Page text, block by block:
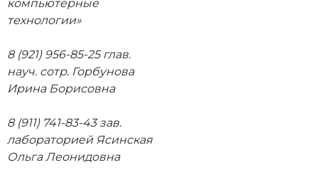
компьютерные
технологии»
8 (921) 956-85-25 глав.
науч. сотр. Горбунова
Ирина Борисовна
8 (911) 741-83-43 зав.
лабораторией Ясинская
Ольга Леонидовна